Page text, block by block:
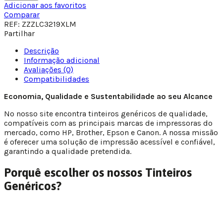
Adicionar aos favoritos
Comparar
REF: ZZZLC3219XLM
Partilhar
Descrição
Informação adicional
Avaliações (0)
Compatibilidades
Economia, Qualidade e Sustentabilidade ao seu Alcance
No nosso site encontra tinteiros genéricos de qualidade,
compatíveis com as principais marcas de impressoras do
mercado, como HP, Brother, Epson e Canon. A nossa missão
é oferecer uma solução de impressão acessível e confiável,
garantindo a qualidade pretendida.
Porquê escolher os nossos Tinteiros
Genéricos?